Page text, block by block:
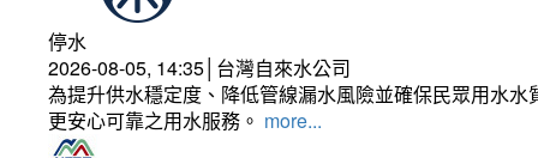
停水
2026-08-05, 14:35│台灣自來水公司
為提升供水穩定度、降低管線漏水風險並確保民眾用水
更安心可靠之用水服務。 more...